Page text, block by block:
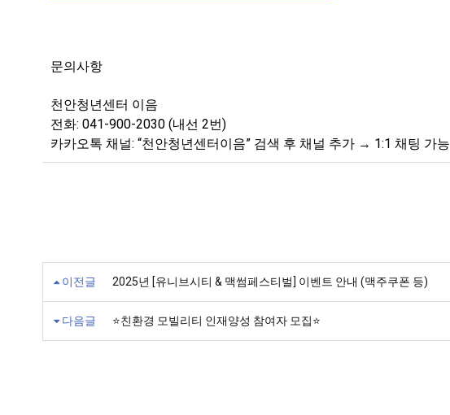
문의사항
천안청년센터 이음
전화: 041-900-2030 (내선 2번)
카카오톡 채널: “천안청년센터이음” 검색 후 채널 추가 → 1:1 채팅 가능
이전글 2025년 [유니브시티 & 맥썸페스티벌] 이벤트 안내 (맥주쿠폰 등)
다음글 ⭐친환경 모빌리티 인재양성 참여자 모집⭐